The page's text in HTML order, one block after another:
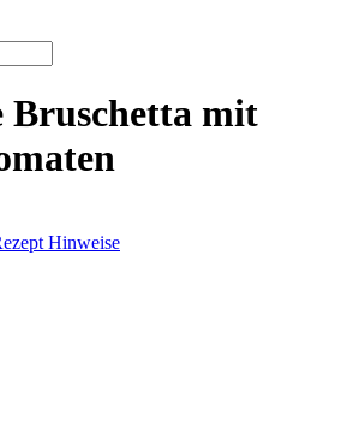
Bruschetta mit
Hinweise